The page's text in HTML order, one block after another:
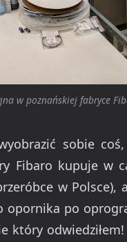
w poznańskiej fabryce
sobie
Fibaro kupuje w
w Polsce),
opornika po
który